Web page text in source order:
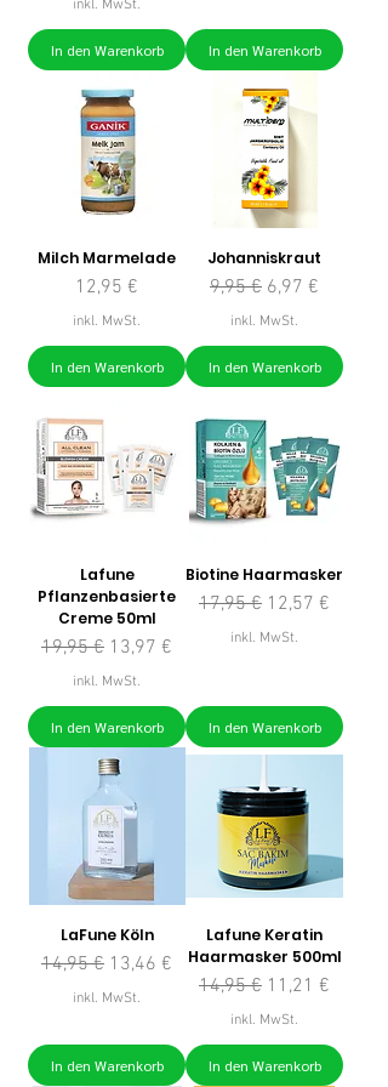
inkl. MwSt.
In den Warenkorb In den Warenkorb
Milch Marmelade
Preis
12,95 €
inkl. MwSt.
In den Warenkorb
Johanniskraut
Standardpreis
9,95 € Sale-Preis
6,97 €
inkl. MwSt.
In den Warenkorb
Lafune
Pflanzenbasierte
Creme 50ml
Standardpreis
19,95 € Sale-Preis
13,97 €
inkl. MwSt.
In den Warenkorb
Biotine Haarmasker
Standardpreis
17,95 € Sale-Preis
12,57 €
inkl. MwSt.
In den Warenkorb
LaFune Köln
Standardpreis
14,95 € Sale-Preis
13,46 €
inkl. MwSt.
In den Warenkorb
Lafune Keratin
Haarmasker 500ml
Standardpreis
14,95 € Sale-Preis
11,21 €
inkl. MwSt.
In den Warenkorb